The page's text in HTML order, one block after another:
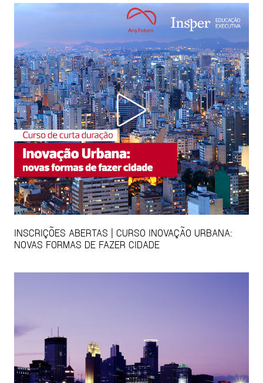
INSCRIÇÕES ABERTAS | CURSO INOVAÇÃO URBANA:
NOVAS FORMAS DE FAZER CIDADE